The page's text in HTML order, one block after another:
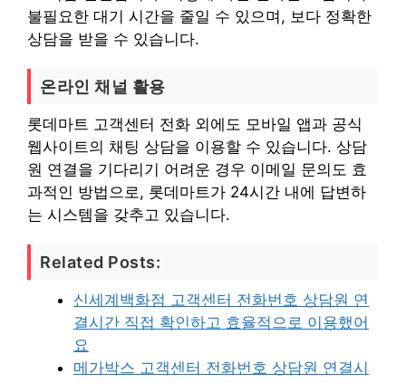
불필요한 대기 시간을 줄일 수 있으며, 보다 정확한
상담을 받을 수 있습니다.
온라인 채널 활용
롯데마트 고객센터 전화 외에도 모바일 앱과 공식
웹사이트의 채팅 상담을 이용할 수 있습니다. 상담
원 연결을 기다리기 어려운 경우 이메일 문의도 효
과적인 방법으로, 롯데마트가 24시간 내에 답변하
는 시스템을 갖추고 있습니다.
Related Posts:
신세계백화점 고객센터 전화번호 상담원 연
결시간 직접 확인하고 효율적으로 이용했어
요
메가박스 고객센터 전화번호 상담원 연결시